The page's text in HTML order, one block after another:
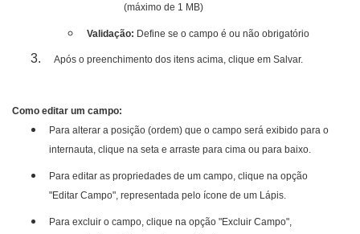
(máximo de 1 MB)
Validação: Define se o campo é ou não obrigatório
Após o preenchimento dos itens acima, clique em Salvar.
Como editar um campo:
Para alterar a posição (ordem) que o campo será exibido para o
internauta, clique na seta e arraste para cima ou para baixo.
Para editar as propriedades de um campo, clique na opção
"Editar Campo", representada pelo ícone de um Lápis.
Para excluir o campo, clique na opção "Excluir Campo",